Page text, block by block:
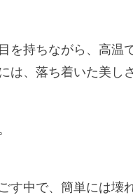
を持ちながら、高温
は、落ち着いた美し
す中で、簡単には壊